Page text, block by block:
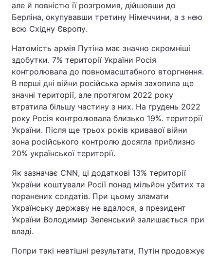
але й повністю її розгромив, дійшовши до
Берліна, окупувавши третину Німеччини, а з нею
всю Східну Європу.
Натомість армія Путіна має значно скромніші
здобутки. 7% території України Росія
контролювала до повномасштабного вторгнення.
В перші дні війни російська армія захопила ще
значні території, але протягом 2022 року
втратила більшу частину з них. На грудень 2022
року Росія контролювала близько 19%. території
України. Після ще трьох років кривавої війни
зона російського контролю досягла приблизно
20% української території.
Як зазначає CNN, ці додаткові 13% території
України коштували Росії понад мільйон убитих та
поранених солдатів. При цьому зламати
Українську державу не вдалося, а президент
України Володимир Зеленський залишається при
владі.
Попри такі невтішні результати, Путін продовжує